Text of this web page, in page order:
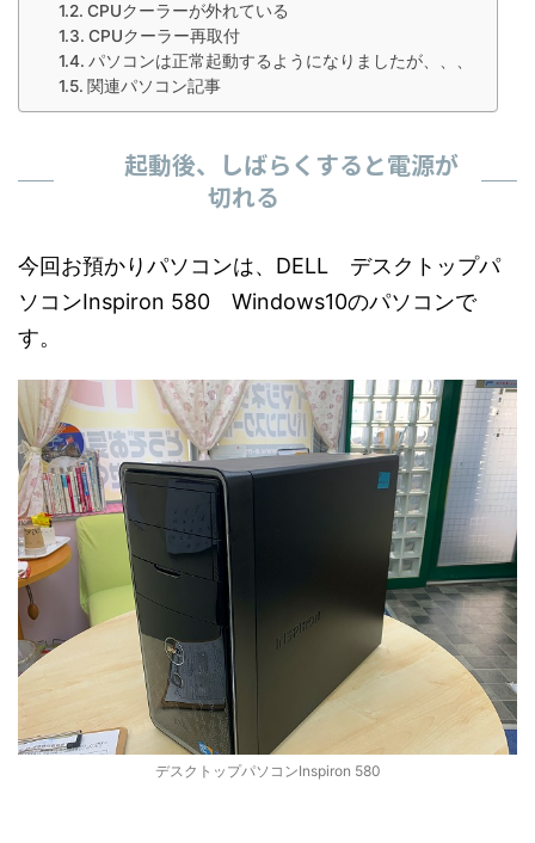
CPUクーラーが外れている
CPUクーラー再取付
パソコンは正常起動するようになりましたが、、、
関連パソコン記事
起動後、しばらくすると電源が
切れる
今回お預かりパソコンは、DELL デスクトップパ
ソコンInspiron 580 Windows10のパソコンで
す。
デスクトップパソコンInspiron 580